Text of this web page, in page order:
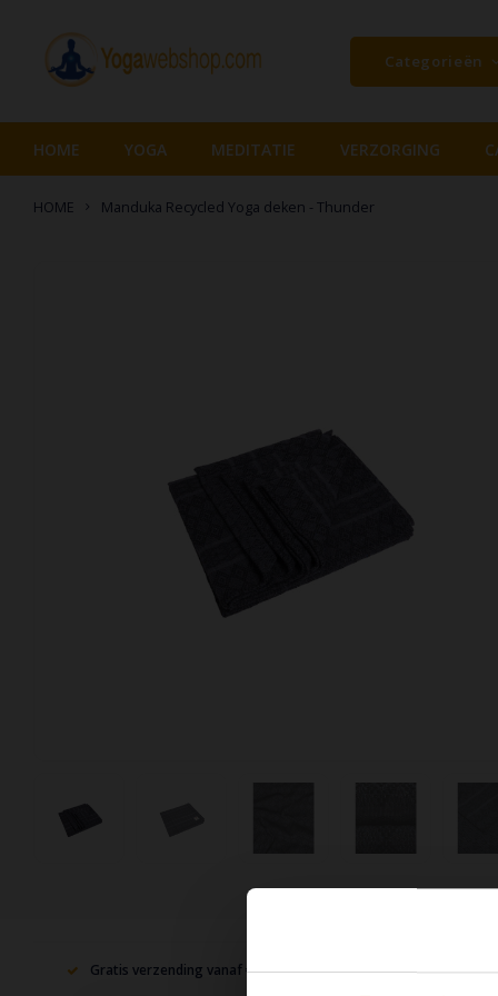
Categorieën
HOME YOGA MEDITATIE VERZORGING
HOME Manduka Recycled Yoga deken - Thunder
Gratis verzending vanaf €75,-